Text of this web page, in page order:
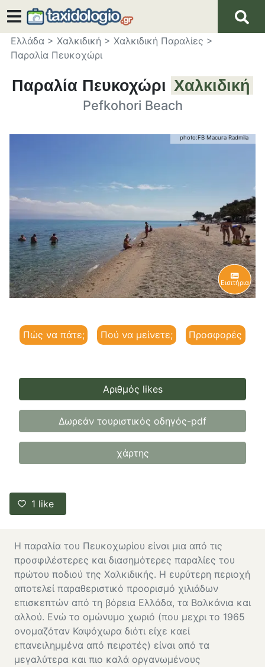
Ελλάδα > Χαλκιδική > Χαλκιδική Παραλίες >
Παραλία Πευκοχώρι
Παραλία Πευκοχώρι Χαλκιδική
Pefkohori Beach
photo:FB Macura Radmila
Εισιτήρια
Πώς να πάτε; Πού να μείνετε; Προσφορές
Αριθμός likes
Δωρεάν τουριστικός οδηγός-pdf
χάρτης
1 like
Η παραλία του Πευκοχωρίου είναι μια από τις
προσφιλέστερες και διασημότερες παραλίες του
πρώτου ποδιού της Χαλκιδικής. Η ευρύτερη περιοχή
αποτελεί παραθεριστικό προορισμό χιλιάδων
επισκεπτών από τη βόρεια Ελλάδα, τα Βαλκάνια και
αλλού. Ενώ το ομώνυμο χωριό (που μεχρι το 1965
ονομαζόταν Καψόχωρα διότι είχε καεί
επανειλημμένα από πειρατές) είναι από τα
μεγαλύτερα και πιο καλά οργανωμένους